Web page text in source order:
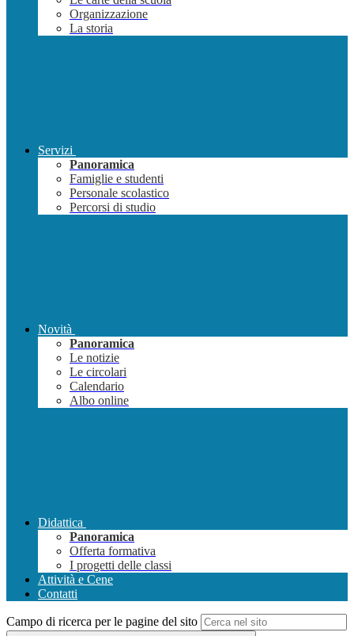
Organizzazione
La storia
Servizi
Panoramica
Famiglie e studenti
Personale scolastico
Percorsi di studio
Novità
Panoramica
Le notizie
Le circolari
Calendario
Albo online
Didattica
Panoramica
Offerta formativa
I progetti delle classi
Attività e Cene
Contatti
Campo di ricerca per le pagine del sito